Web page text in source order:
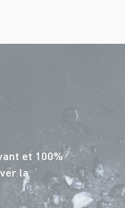
et 100%
la